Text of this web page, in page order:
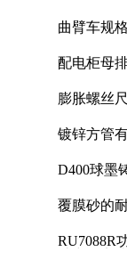
曲臂车规
配电柜母
膨胀螺丝
镀锌方管
D400球墨
覆膜砂的
RU7088R